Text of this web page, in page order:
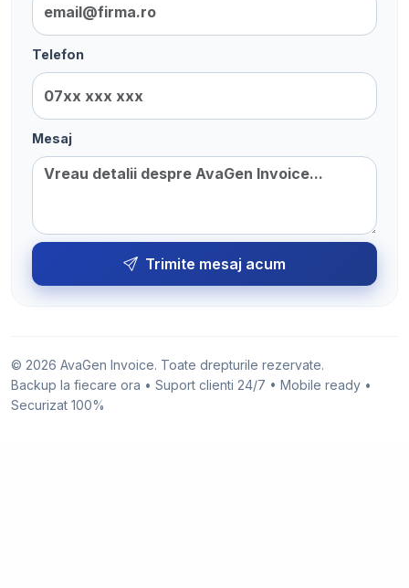
Telefon
Mesaj
Trimite mesaj acum
© 2026 AvaGen Invoice. Toate drepturile rezervate.
Backup la fiecare ora • Suport clienti 24/7 • Mobile ready •
Securizat 100%